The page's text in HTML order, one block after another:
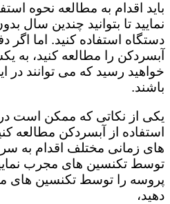
باید اقدام به مطالعه نحوه
نمایید تا بتوانید چندین سال
دستگاه استفاده کنید. اما اگر
آبسردکن را مطالعه کنید،
خواهید رسید که می توانند در
باشند.
یکی از نکاتی که ممکن است
استفاده از آبسردکن مطالعه
های زمانی مختلف اقدام به
توسط تکنسین های مجرب
پروسه را توسط تکنسین
دهید،